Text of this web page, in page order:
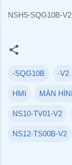
NSH5-SQG10B-V2
-SQG10B -V2
HMI MÀN
NS10-TV01-V2
NS12-TS00B-V2